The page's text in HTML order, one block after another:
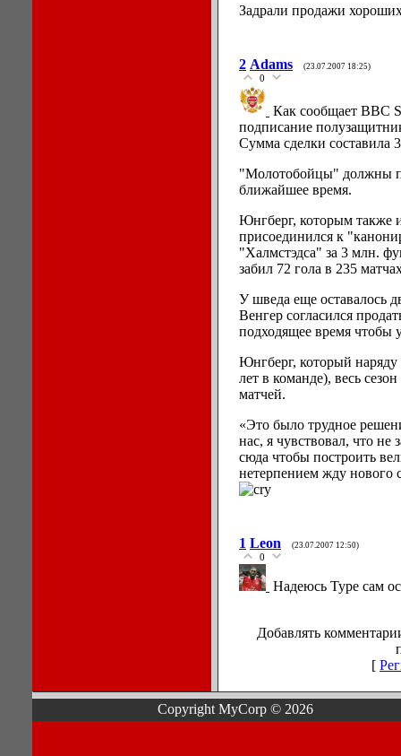
Задрали продажи
2 Adams (23.07.2007 18:25)
0
Как сообщает BBC
подписание
Сумма сделки составила
"Молотобойцы" должны
ближайшее время.
Юнгберг, которым также
присоединился к
"Халмстэдса" за 3 млн.
забил 72 гола в 235
У шведа еще оставалось
Венгер согласился
подходящее время чтобы
Юнгберг, который
лет в команде), весь
матчей.
«Это было трудное
нас, я чувствовал, что не
сюда чтобы построить
нетерпением жду нового
1 Leon (23.07.2007 12:50)
0
Надеюсь Туре сам
Добавлять
[
Copyright MyCorp © 2026